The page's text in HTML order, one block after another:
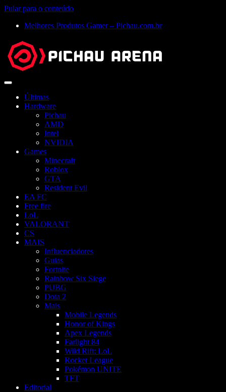
Pular para o conteúdo
Melhores Produtos Gamer – Pichau.com.br
Abrir
Últimas
Hardware
Pichau
AMD
Intel
NVIDIA
Games
Minecraft
Roblox
GTA
Resident Evil
EA FC
Free fire
LoL
VALORANT
CS
MAIS
Influenciadores
Guias
Fortnite
Rainbow Six Siege
PUBG
Dota 2
Mais
Mobile Legends
Honor of Kings
Apex Legends
Farlight 84
Wild Rift: LoL
Rocket League
Pokémon UNITE
TFT
Editorial